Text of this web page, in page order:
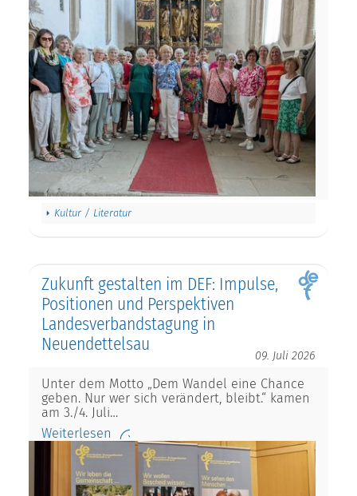
Kultur / Literatur
Zukunft gestalten im DEF: Impulse,
Positionen und Perspektiven
Landesverbandstagung in
Neuendettelsau
09. Juli 2026
Unter dem Motto „Dem Wandel eine Chance
geben. Nur wer sich verändert, bleibt.“ kamen
am 3./4. Juli…
Weiterlesen